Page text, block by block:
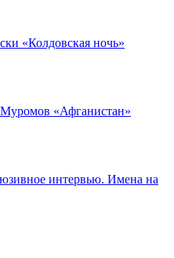
«Колдовская ночь»
«Афганистан»
интервью. Имена на